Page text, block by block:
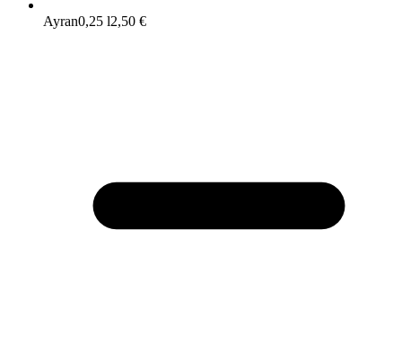
Ayran0,25 l2,50 €